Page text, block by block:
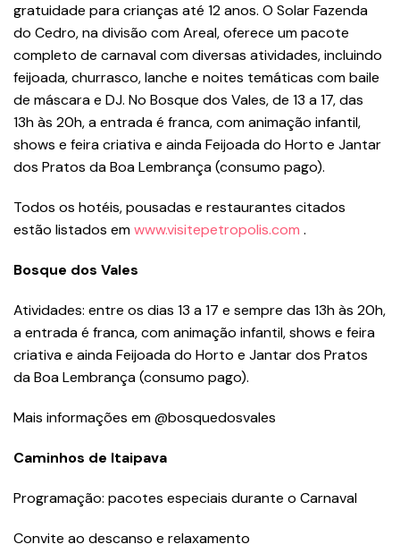
gratuidade para crianças até 12 anos. O Solar Fazenda
do Cedro, na divisão com Areal, oferece um pacote
completo de carnaval com diversas atividades, incluindo
feijoada, churrasco, lanche e noites temáticas com baile
de máscara e DJ. No Bosque dos Vales, de 13 a 17, das
13h às 20h, a entrada é franca, com animação infantil,
shows e feira criativa e ainda Feijoada do Horto e Jantar
dos Pratos da Boa Lembrança (consumo pago).
Todos os hotéis, pousadas e restaurantes citados
estão listados emwww.visitepetropolis.com .
Bosque dos Vales
Atividades: entre os dias 13 a 17 e sempre das 13h às 20h,
a entrada é franca, com animação infantil, shows e feira
criativa e ainda Feijoada do Horto e Jantar dos Pratos
da Boa Lembrança (consumo pago).
Mais informações em @bosquedosvales
Caminhos de Itaipava
Programação: pacotes especiais durante o Carnaval
Convite ao descanso e relaxamento